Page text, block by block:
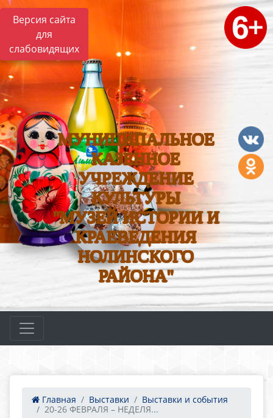
Версия сайта
для
слабовидящих
МУНИЦИПАЛЬНОЕ
КАЗЕННОЕ
УЧРЕЖДЕНИЕ
КУЛЬТУРЫ
"МУЗЕЙ ИСТОРИИ И
КРАЕВЕДЕНИЯ
НОЛИНСКОГО
РАЙОНА"
Главная Выставки
Выставки и события
20-26 ФЕВРАЛЯ – НЕДЕЛЯ...